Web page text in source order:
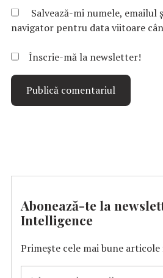
Salvează-mi numele, emailul
navigator pentru data viitoare
Înscrie-mă la newsletter!
Abonează-te la
Intelligence
Primește cele mai bune